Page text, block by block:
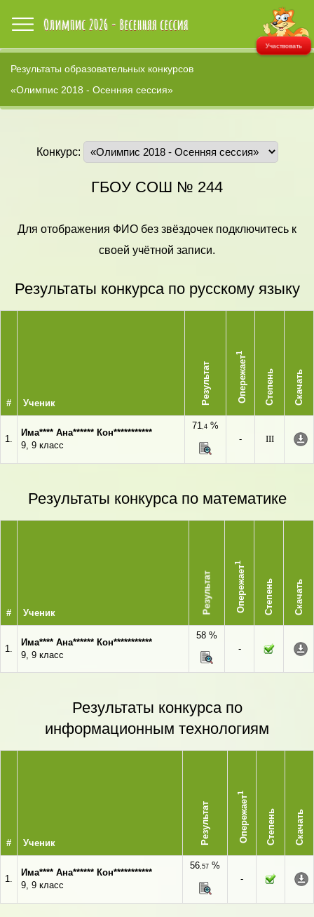
Участвовать
Результаты образовательных конкурсов
«Олимпис 2018 - Осенняя сессия»
Конкурс:
ГБОУ СОШ № 244
Для отображения ФИО без звёздочек подключитесь к
своей учётной записи.
Результаты конкурса по русскому языку
# Ученик Результат Опережает
1
Степень Скачать
1.
Има**** Ана****** Кон***********
9, 9 класс
71,4 %
-
III
Результаты конкурса по математике
# Ученик Результат Опережает
1
Степень Скачать
1.
Има**** Ана****** Кон***********
9, 9 класс
58 %
-
Результаты конкурса по
информационным технологиям
# Ученик Результат Опережает
1
Степень Скачать
1.
Има**** Ана****** Кон***********
9, 9 класс
56,57 %
-